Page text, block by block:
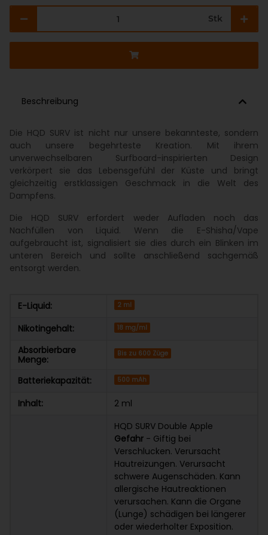
Stk
Beschreibung
Die HQD SURV ist nicht nur unsere bekannteste, sondern
auch unsere begehrteste Kreation. Mit ihrem
unverwechselbaren Surfboard-inspirierten Design
verkörpert sie das Lebensgefühl der Küste und bringt
gleichzeitig erstklassigen Geschmack in die Welt des
Dampfens.
Die HQD SURV erfordert weder Aufladen noch das
Nachfüllen von Liquid. Wenn die E-Shisha/Vape
aufgebraucht ist, signalisiert sie dies durch ein Blinken im
unteren Bereich und sollte anschließend sachgemäß
entsorgt werden.
E-Liquid: 2 ml
Nikotingehalt: 18 mg/ml
Absorbierbare
Menge:
Bis zu 600 Züge
Batteriekapazität: 500 mAh
Inhalt:
2 ml
HQD SURV Double Apple
Gefahr - Giftig bei
Verschlucken. Verursacht
Hautreizungen. Verursacht
schwere Augenschäden. Kann
allergische Hautreaktionen
verursachen. Kann die Organe
(Lunge) schädigen bei längerer
oder wiederholter Exposition.